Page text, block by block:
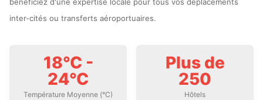
inter-cités ou transferts aéroportuaires.
18°C -
24°C
Température Moyenne (°C)
Plus de
250
Hôtels